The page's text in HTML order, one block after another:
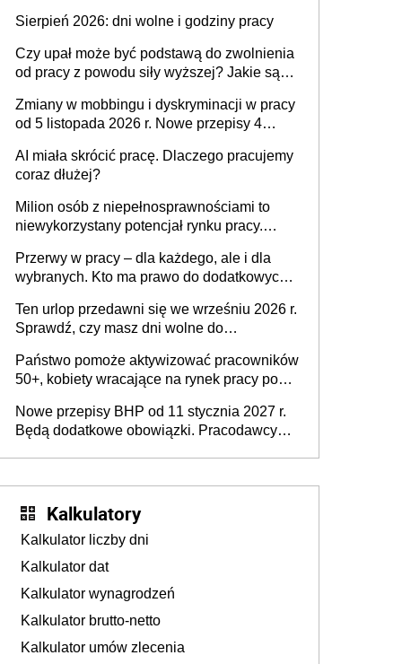
zespołu
Sierpień 2026: dni wolne i godziny pracy
Czy upał może być podstawą do zwolnienia
od pracy z powodu siły wyższej? Jakie są
Zmiany w mobbingu i dyskryminacji w pracy
od 5 listopada 2026 r. Nowe przepisy 4
Ustaw
AI miała skrócić pracę. Dlaczego pracujemy
coraz dłużej?
Milion osób z niepełnosprawnościami to
niewykorzystany potencjał rynku pracy.
dofinansowań czy refundacji, ale bariery po
stronie systemu i świadomości
pracodawców [WYWIAD]
Przerwy w pracy – dla każdego, ale i dla
wybranych. Kto ma prawo do dodatkowych
Ten urlop przedawni się we wrześniu 2026 r.
Sprawdź, czy masz dni wolne do
Państwo pomoże aktywizować pracowników
50+, kobiety wracające na rynek pracy po
osoby neuroatypowe. Powstanie Fundusz
na rzecz Inkluzywności w Zatrudnianiu?
Nowe przepisy BHP od 11 stycznia 2027 r.
Będą dodatkowe obowiązki. Pracodawcy
Kalkulatory
Kalkulator liczby dni
Kalkulator dat
Kalkulator wynagrodzeń
Kalkulator brutto-netto
Kalkulator umów zlecenia